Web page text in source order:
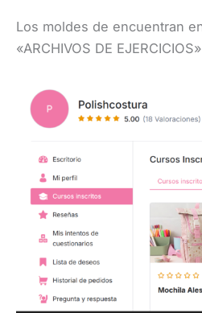
Los moldes de encuentran
«ARCHIVOS DE EJERCICIOS»